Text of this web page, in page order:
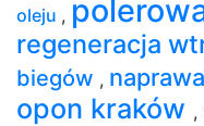
oleju ,
regeneracja
biegów ,
opon kraków ,